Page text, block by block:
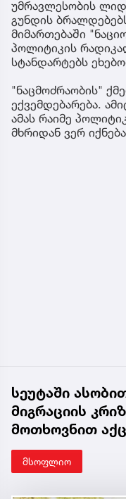
უმრავლესობის
გუნდის
მიმართებაში
პოლიტიკის
სტანდარტებს
"ნაცმოძრაობის"
ექვემდებარება.
ამას რაიმე
მხრიდან ვერ
სეუტაში
მიგრაციის
მოთხოვნით
მსოფლიო